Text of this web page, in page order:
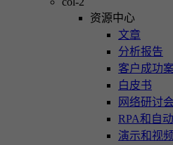
资源中心
文章
分析报告
客户成功
白皮书
网络研讨会
RPA和自
演示和视频